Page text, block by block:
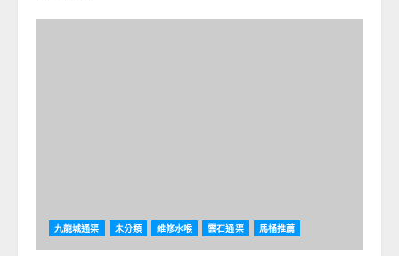
九龍城通渠 未分類 維修水喉 雲石通渠 馬桶推薦